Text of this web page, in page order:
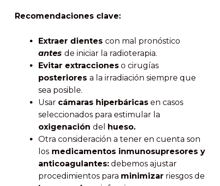
Recomendaciones clave:
Extraer dientes con mal pronóstico
antes de iniciar la radioterapia.
Evitar extracciones o cirugías
posteriores a la irradiación siempre que
sea posible.
Usar cámaras hiperbáricas en casos
seleccionados para estimular la
oxigenación del hueso.
Otra consideración a tener en cuenta son
los medicamentos inmunosupresores y
anticoagulantes: debemos ajustar
procedimientos para minimizar riesgos de